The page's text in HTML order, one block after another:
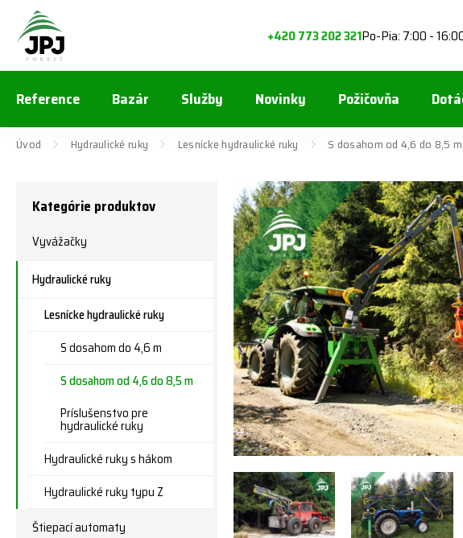
+420 773 202 321Po-Pia: 7:00 -
Reference Bazár Služby Novinky Požičovňa
Úvod Hydraulické ruky Lesnícke hydraulické ruky S dosahom od 4,6 do 8,5 m
Kategórie produktov
Vyvážačky
Hydraulické ruky
Lesnícke hydraulické ruky
S dosahom do 4,6 m
S dosahom od 4,6 do 8,5 m
Príslušenstvo pre
hydraulické ruky
Hydraulické ruky s hákom
Hydraulické ruky typu Z
Štiepací automaty